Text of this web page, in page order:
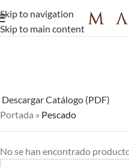
Skip to navigation
Skip to main content
Descargar Catálogo (PDF)
Portada » Pescado
No se han encontrado